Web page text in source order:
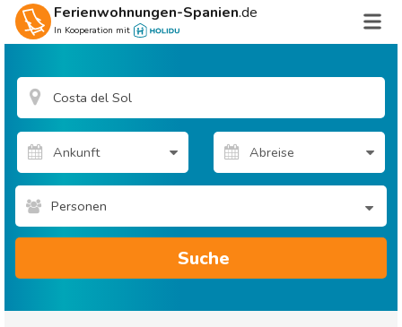
Ferienwohnungen-Spanien.de
In Kooperation mit
Personen
Suche